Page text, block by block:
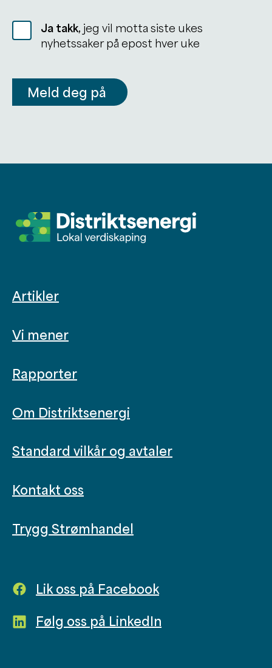
Ja takk, jeg vil motta siste ukes
nyhetssaker på epost hver uke
Meld deg på
Artikler
Vi mener
Rapporter
Om Distriktsenergi
Standard vilkår og avtaler
Kontakt oss
Trygg Strømhandel
Lik oss på Facebook
Følg oss på LinkedIn